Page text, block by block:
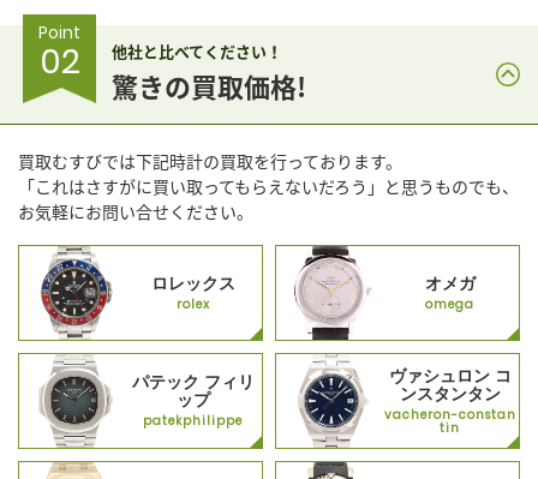
Point
02 他社と比べてください！
驚きの買取価格!
買取むすびでは下記時計の買取を行っております。
「これはさすがに買い取ってもらえないだろう」と思うものでも、
お気軽にお問い合せください。
ロレックス
rolex
オメガ
omega
パテック フィリ
ップ
patekphilippe
ヴァシュロン コ
ンスタンタン
vacheron-constan
tin